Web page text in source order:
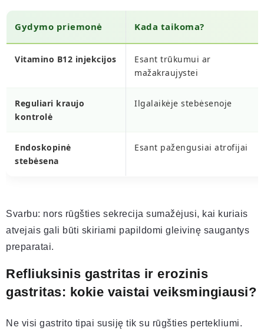
Gydymo priemonė Kada taikoma?
Vitamino B12 injekcijos
Esant trūkumui ar
mažakraujystei
Reguliari kraujo
kontrolė
Ilgalaikėje stebėsenoje
Endoskopinė
stebėsena
Esant pažengusiai atrofijai
Svarbu: nors rūgšties sekrecija sumažėjusi, kai kuriais
atvejais gali būti skiriami papildomi gleivinę saugantys
preparatai.
Refliuksinis gastritas ir erozinis
gastritas: kokie vaistai veiksmingiausi?
Ne visi gastrito tipai susiję tik su rūgšties pertekliumi.